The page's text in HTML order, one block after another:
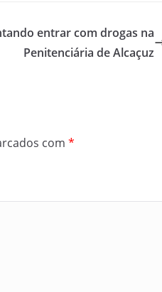
entrar com drogas na
Penitenciária de Alcaçuz
com *